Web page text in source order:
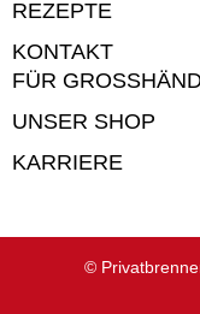
REZEPTE
KONTAKT
FÜR
UNSER SHOP
KARRIERE
©